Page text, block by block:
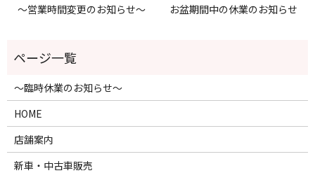
～営業時間変更のお知らせ～ お盆期間中の休業のお知らせ
～臨時休業のお知らせ～
HOME
店舗案内
新車・中古車販売